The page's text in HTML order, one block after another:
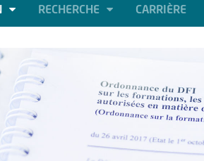
RECHERCHE CARRIÈRE